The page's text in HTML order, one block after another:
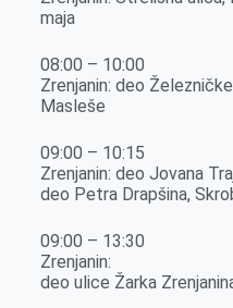
maja
08:00 – 10:00
Zrenjanin: deo
Masleše
09:00 – 10:15
Zrenjanin: deo Jovana
deo Petra Drapšina,
09:00 – 13:30
Zrenjanin:
deo ulice Žarka